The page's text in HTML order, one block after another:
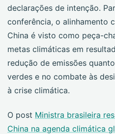
declarações de intenção.
conferência, o alinhamento
China é visto como peça-
metas climáticas em
redução de emissões
verdes e no combate às
à crise climática.
O post Ministra brasileira
China na agenda climática